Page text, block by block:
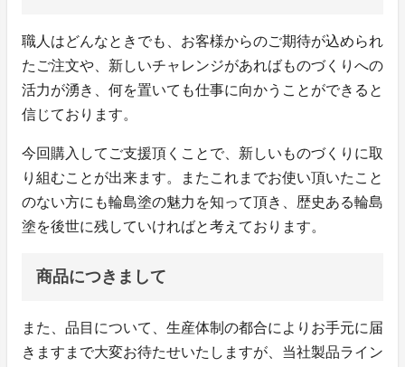
職人はどんなときでも、お客様からのご期待が込められ
たご注文や、新しいチャレンジがあればものづくりへの
活力が湧き、何を置いても仕事に向かうことができると
信じております。
今回購入してご支援頂くことで、新しいものづくりに取
り組むことが出来ます。またこれまでお使い頂いたこと
のない方にも輪島塗の魅力を知って頂き、歴史ある輪島
塗を後世に残していければと考えております。
商品につきまして
また、品目について、生産体制の都合によりお手元に届
きますまで大変お待たせいたしますが、当社製品ライン